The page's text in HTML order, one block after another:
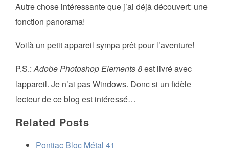
Autre chose intéressante que j’ai déjà découvert: une
fonction panorama!
Voilà un petit appareil sympa prêt pour l’aventure!
P.S.:Adobe Photoshop Elements 8est livré avec
lappareil. Je n’ai pas Windows. Donc si un fidèle
lecteur de ce blog est intéressé…
Related Posts
Pontiac Bloc Métal 41